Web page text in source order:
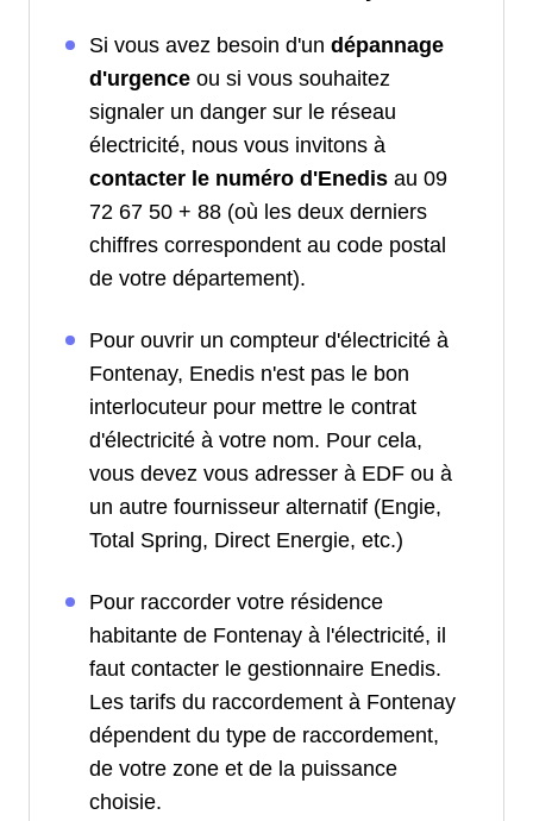
Si vous avez besoin d'un dépannage
d'urgence ou si vous souhaitez
signaler un danger sur le réseau
électricité, nous vous invitons à
contacter le numéro d'Enedis au 09
72 67 50 + 88 (où les deux derniers
chiffres correspondent au code postal
de votre département).
Pour ouvrir un compteur d'électricité à
Fontenay, Enedis n'est pas le bon
interlocuteur pour mettre le contrat
d'électricité à votre nom. Pour cela,
vous devez vous adresser à EDF ou à
un autre fournisseur alternatif (Engie,
Total Spring, Direct Energie, etc.)
Pour raccorder votre résidence
habitante de Fontenay à l'électricité, il
faut contacter le gestionnaire Enedis.
Les tarifs du raccordement à Fontenay
dépendent du type de raccordement,
de votre zone et de la puissance
choisie.